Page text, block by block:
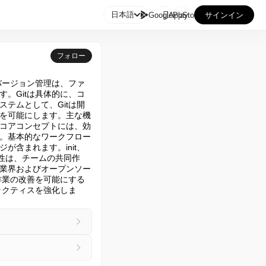
日本語 GooglePlay
AppStore サインイン
フォロー
ジョン管理は、ファ
。Gitは具体的に、コ
テムとして、Gitは開
可能にします。主な機
アコンセプトには、効
基本的なワークフロー
が含まれます。init、
は、チームの共同作
界およびオープンソー
の改善を可能にする
ティスを強化しま